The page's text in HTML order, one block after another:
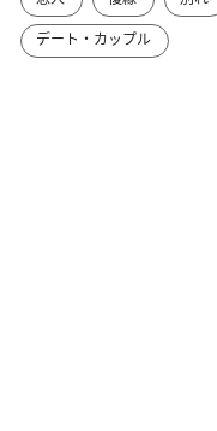
デート・カップル